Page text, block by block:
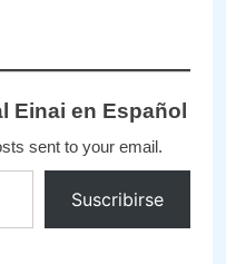
Einai en Español
sent to your email.
Suscribirse